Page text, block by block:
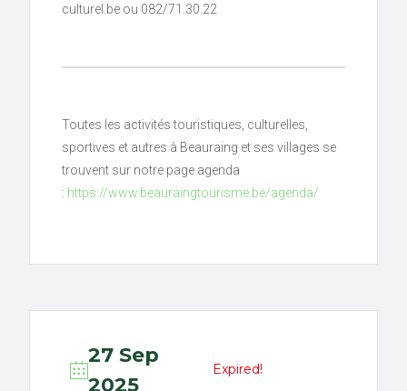
culturel.be ou 082/71.30.22
Toutes les activités touristiques, culturelles,
sportives et autres à Beauraing et ses villages se
trouvent sur notre page agenda
: https://www.beauraingtourisme.be/agenda/
27 Sep
2025
Expired!